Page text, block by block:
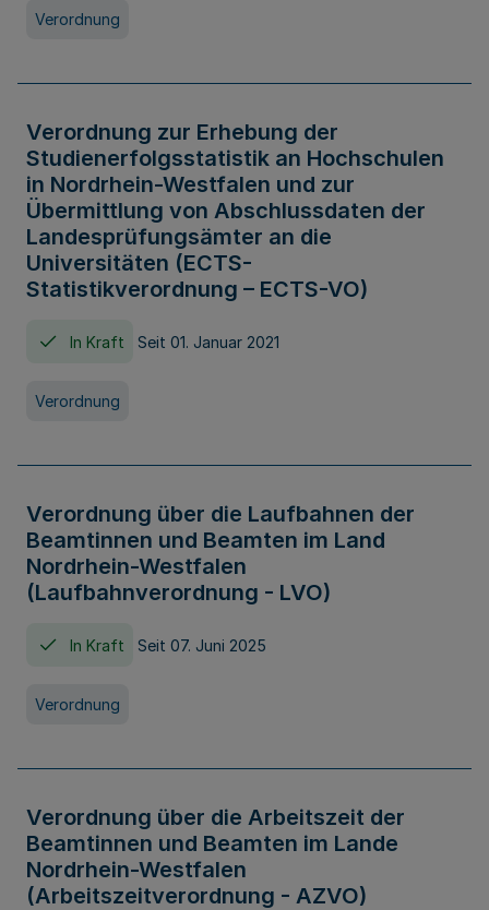
Verordnung
Verordnung zur Erhebung der
Studienerfolgsstatistik an Hochschulen
in Nordrhein-Westfalen und zur
Übermittlung von Abschlussdaten der
Landesprüfungsämter an die
Universitäten (ECTS-
Statistikverordnung – ECTS-VO)
In Kraft Seit 01. Januar 2021
Verordnung
Verordnung über die Laufbahnen der
Beamtinnen und Beamten im Land
Nordrhein-Westfalen
(Laufbahnverordnung - LVO)
In Kraft Seit 07. Juni 2025
Verordnung
Verordnung über die Arbeitszeit der
Beamtinnen und Beamten im Lande
Nordrhein-Westfalen
(Arbeitszeitverordnung - AZVO)